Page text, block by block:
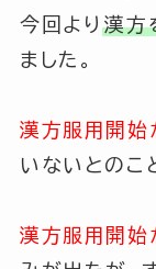
今回より漢方
ました。
漢方服用開始
いないとのこ
漢方服用開始